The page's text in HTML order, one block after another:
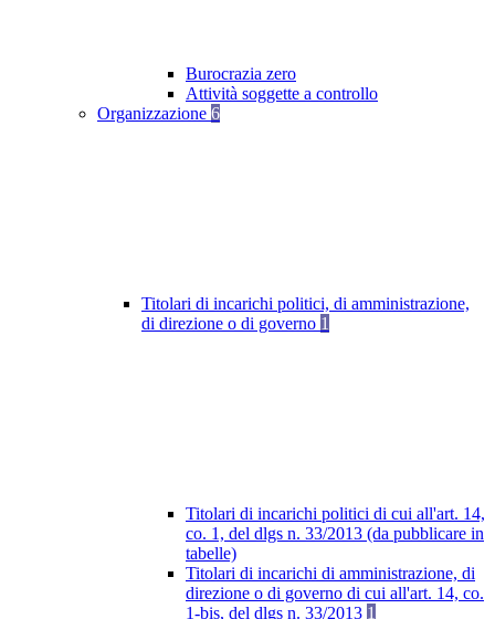
Burocrazia zero
Attività soggette a controllo
Organizzazione 6
Titolari di incarichi politici, di amministrazione,
di direzione o di governo 1
Titolari di incarichi politici di cui all'art. 14,
co. 1, del dlgs n. 33/2013 (da pubblicare in
tabelle)
Titolari di incarichi di amministrazione, di
direzione o di governo di cui all'art. 14, co.
1-bis, del dlgs n. 33/2013 1